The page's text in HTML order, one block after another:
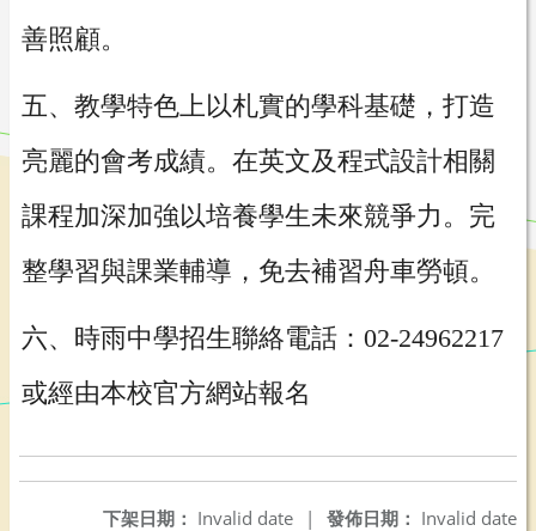
善照顧。
五、教學特色上以札實的學科基礎，打造
亮麗的會考成績。在英文及程式設計相關
課程加深加強以培養學生未來競爭力。完
整學習與課業輔導，免去補習舟車勞頓。
六、時雨中學招生聯絡電話：02-24962217
或經由本校官方網站報名
發佈日期： Invalid date
下架日期： Invalid date
|